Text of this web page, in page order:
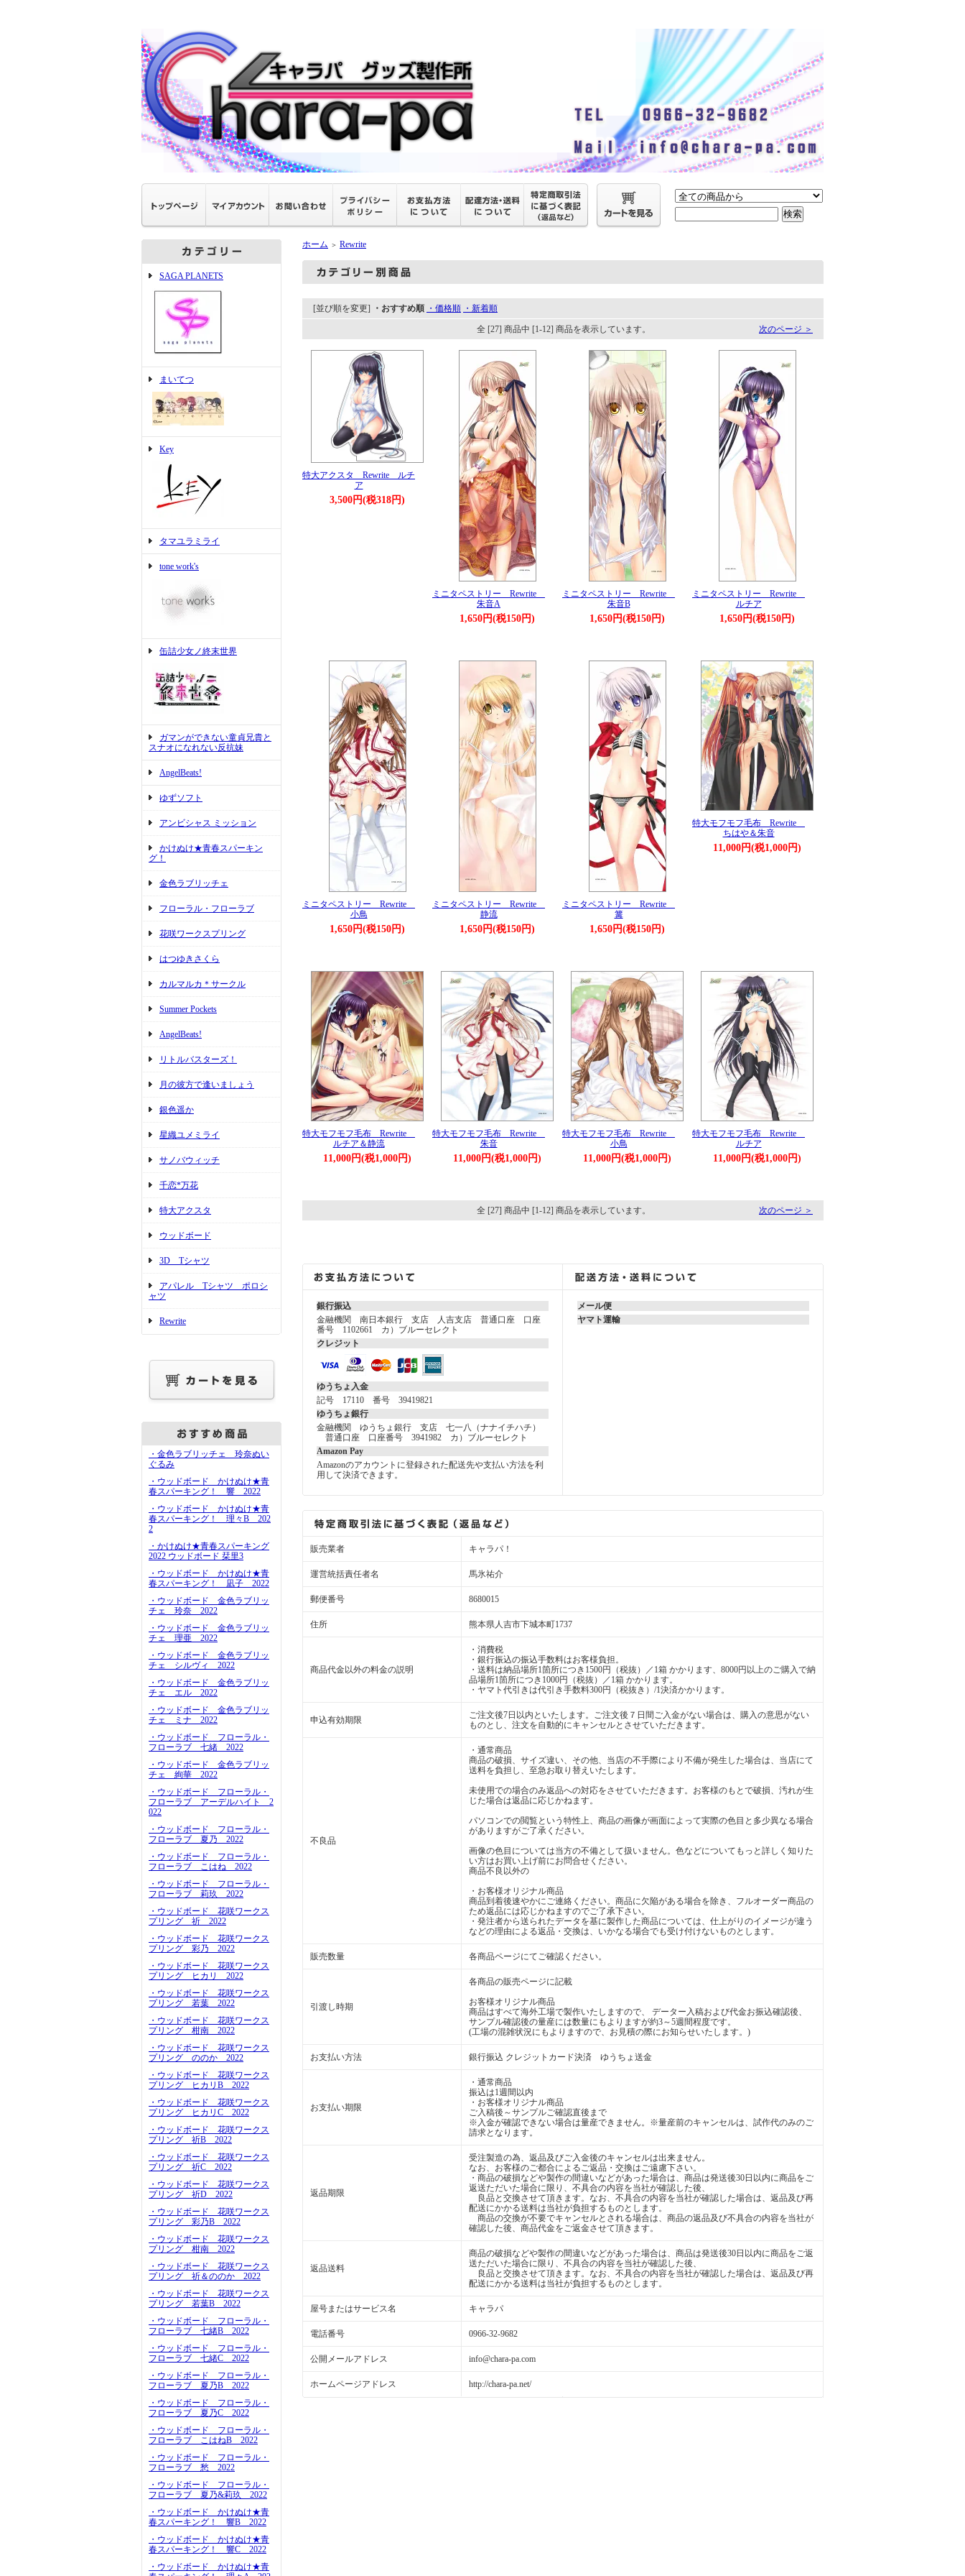
SAGA PLANETS
まいてつ
Key
タマユラミライ
tone work's
缶詰少女ノ終末世界
ガマンができない童貞兄貴と
スナオになれない反抗妹
AngelBeats!
ゆずソフト
アンビシャス ミッション
かけぬけ★青春スパーキン
グ！
金色ラブリッチェ
フローラル・フローラブ
花咲ワークスプリング
はつゆきさくら
カルマルカ＊サークル
Summer Pockets
AngelBeats!
リトルバスターズ！
月の彼方で逢いましょう
銀色遥か
星織ユメミライ
サノバウィッチ
千恋*万花
特大アクスタ
ウッドボード
3D Tシャツ
アパレル Tシャツ ポロシ
ャツ
Rewrite
・金色ラブリッチェ 玲奈ぬい
ぐるみ
・ウッドボード かけぬけ★青
春スパーキング！ 響 2022
・ウッドボード かけぬけ★青
春スパーキング！ 理々B 202
2
・かけぬけ★青春スパーキング
2022 ウッドボード 栞里3
・ウッドボード かけぬけ★青
春スパーキング！ 凪子 2022
・ウッドボード 金色ラブリッ
チェ 玲奈 2022
・ウッドボード 金色ラブリッ
チェ 理亜 2022
・ウッドボード 金色ラブリッ
チェ シルヴィ 2022
・ウッドボード 金色ラブリッ
チェ エル 2022
・ウッドボード 金色ラブリッ
チェ ミナ 2022
・ウッドボード フローラル・
フローラブ 七緒 2022
・ウッドボード 金色ラブリッ
チェ 絢華 2022
・ウッドボード フローラル・
フローラブ アーデルハイト 2
022
・ウッドボード フローラル・
フローラブ 夏乃 2022
・ウッドボード フローラル・
フローラブ こはね 2022
・ウッドボード フローラル・
フローラブ 莉玖 2022
・ウッドボード 花咲ワークス
プリング 祈 2022
・ウッドボード 花咲ワークス
プリング 彩乃 2022
・ウッドボード 花咲ワークス
プリング ヒカリ 2022
・ウッドボード 花咲ワークス
プリング 若葉 2022
・ウッドボード 花咲ワークス
プリング 柑南 2022
・ウッドボード 花咲ワークス
プリング ののか 2022
・ウッドボード 花咲ワークス
プリング ヒカリB 2022
・ウッドボード 花咲ワークス
プリング ヒカリC 2022
・ウッドボード 花咲ワークス
プリング 祈B 2022
・ウッドボード 花咲ワークス
プリング 祈C 2022
・ウッドボード 花咲ワークス
プリング 祈D 2022
・ウッドボード 花咲ワークス
プリング 彩乃B 2022
・ウッドボード 花咲ワークス
プリング 柑南 2022
・ウッドボード 花咲ワークス
プリング 祈＆ののか 2022
・ウッドボード 花咲ワークス
プリング 若葉B 2022
・ウッドボード フローラル・
フローラブ 七緒B 2022
・ウッドボード フローラル・
フローラブ 七緒C 2022
・ウッドボード フローラル・
フローラブ 夏乃B 2022
・ウッドボード フローラル・
フローラブ 夏乃C 2022
・ウッドボード フローラル・
フローラブ こはねB 2022
・ウッドボード フローラル・
フローラブ 愁 2022
・ウッドボード フローラル・
フローラブ 夏乃&莉玖 2022
・ウッドボード かけぬけ★青
春スパーキング！ 響B 2022
・ウッドボード かけぬけ★青
春スパーキング！ 響C 2022
・ウッドボード かけぬけ★青
ホーム ＞ Rewrite
[並び順を変更] ・おすすめ順 ・価格順 ・新着順
全 [27] 商品中 [1-12] 商品を表示しています。 次のページ ＞
特大アクスタ Rewrite ルチ
ア
3,500円(税318円)
ミニタペストリー Rewrite
朱音A
1,650円(税150円)
ミニタペストリー Rewrite
朱音B
1,650円(税150円)
ミニタペストリー Rewrite
ルチア
1,650円(税150円)
ミニタペストリー Rewrite
小鳥
1,650円(税150円)
ミニタペストリー Rewrite
静流
1,650円(税150円)
ミニタペストリー Rewrite
篝
1,650円(税150円)
特大モフモフ毛布 Rewrite
ちはや＆朱音
11,000円(税1,000円)
特大モフモフ毛布 Rewrite
ルチア＆静流
11,000円(税1,000円)
特大モフモフ毛布 Rewrite
朱音
11,000円(税1,000円)
特大モフモフ毛布 Rewrite
小鳥
11,000円(税1,000円)
特大モフモフ毛布 Rewrite
ルチア
11,000円(税1,000円)
全 [27] 商品中 [1-12] 商品を表示しています。 次のページ ＞
銀行振込
金融機関 南日本銀行 支店 人吉支店 普通口座 口座
番号 1102661 カ）ブルーセレクト
クレジット
ゆうちょ入金
記号 17110 番号 39419821
ゆうちょ銀行
金融機関 ゆうちょ銀行 支店 七一八（ナナイチハチ）
普通口座 口座番号 3941982 カ）ブルーセレクト
Amazon Pay
Amazonのアカウントに登録された配送先や支払い方法を利
用して決済できます。
メール便
ヤマト運輸
販売業者 キャラパ！
運営統括責任者名 馬氷祐介
郵便番号 8680015
住所 熊本県人吉市下城本町1737
商品代金以外の料金の説明
・消費税
・銀行振込の振込手数料はお客様負担。
・送料は納品場所1箇所につき1500円（税抜）／1箱 かかります、8000円以上のご購入で納
品場所1箇所につき1000円（税抜）／1箱 かかります。
・ヤマト代引きは代引き手数料300円（税抜き）/1決済かかります。
申込有効期限
ご注文後7日以内といたします。ご注文後７日間ご入金がない場合は、購入の意思がない
ものとし、注文を自動的にキャンセルとさせていただきます。
不良品
・通常商品
商品の破損、サイズ違い、その他、当店の不手際により不備が発生した場合は、当店にて
送料を負担し、至急お取り替えいたします。
未使用での場合のみ返品への対応をさせていただきます。お客様のもとで破損、汚れが生
じた場合は返品に応じかねます。
パソコンでの閲覧という特性上、商品の画像が画面によって実際の色目と多少異なる場合
がありますがご了承ください。
画像の色目については当方の不備として扱いません。色などについてもっと詳しく知りた
い方はお買い上げ前にお問合せください。
商品不良以外の
・お客様オリジナル商品
商品到着後速やかにご連絡ください。商品に欠陥がある場合を除き、フルオーダー商品の
ため返品には応じかねますのでご了承下さい。
・発注者から送られたデータを基に製作した商品については、仕上がりのイメージが違う
などの理由による返品・交換は、いかなる場合でも受け付けないものとします。
販売数量 各商品ページにてご確認ください。
引渡し時期
各商品の販売ページに記載
お客様オリジナル商品
商品はすべて海外工場で製作いたしますので、 データー入稿および代金お振込確認後、
サンプル確認後の量産には数量にもよりますが約3～5週間程度です。
(工場の混雑状況にもよりますので、お見積の際にお知らせいたします。)
お支払い方法 銀行振込 クレジットカード決済 ゆうちょ送金
お支払い期限
・通常商品
振込は1週間以内
・お客様オリジナル商品
ご入稿後～サンプルご確認直後まで
※入金が確認できない場合は量産できません。※量産前のキャンセルは、試作代のみのご
請求となります。
返品期限
受注製造の為、返品及びご入金後のキャンセルは出来ません。
なお、お客様のご都合によるご返品・交換はご遠慮下さい。
・商品の破損などや製作の間違いなどがあった場合は、商品は発送後30日以内に商品をご
返送ただいた場合に限り、不具合の内容を当社が確認した後、
良品と交換させて頂きます。なお、不具合の内容を当社が確認した場合は、返品及び再
配送にかかる送料は当社が負担するものとします。
商品の交換が不要でキャンセルとされる場合は、商品の返品及び不具合の内容を当社が
確認した後、商品代金をご返金させて頂きます。
返品送料
商品の破損などや製作の間違いなどがあった場合は、商品は発送後30日以内に商品をご返
送ただいた場合に限り、不具合の内容を当社が確認した後、
良品と交換させて頂きます。なお、不具合の内容を当社が確認した場合は、返品及び再
配送にかかる送料は当社が負担するものとします。
屋号またはサービス名 キャラパ
電話番号 0966-32-9682
公開メールアドレス info@chara-pa.com
ホームページアドレス http://chara-pa.net/